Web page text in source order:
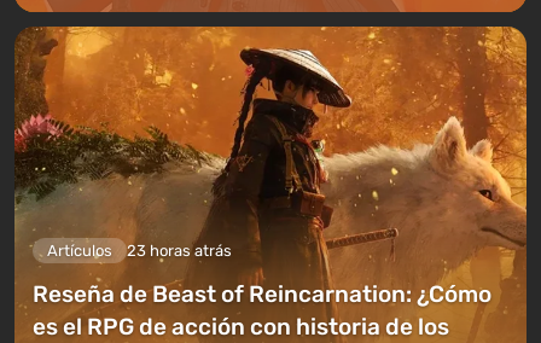
Artículos 23 horas atrás
Reseña de Beast of Reincarnation: ¿Cómo
es el RPG de acción con historia de los